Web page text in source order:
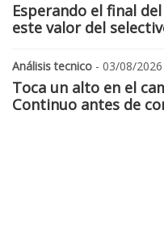
Esperando el final
este valor del
Análisis tecnico - 03/08/
Toca un alto en el
Continuo antes de